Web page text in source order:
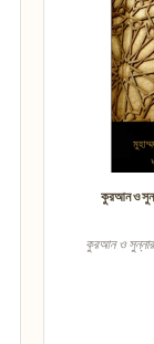
কুরআন ও
কুরআন ও